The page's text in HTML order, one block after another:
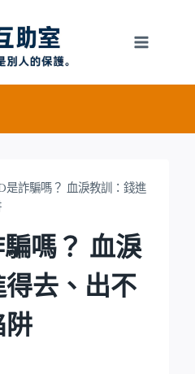
是詐騙嗎？ 血淚教訓：錢進
嗎？ 血淚
去、出不
阱